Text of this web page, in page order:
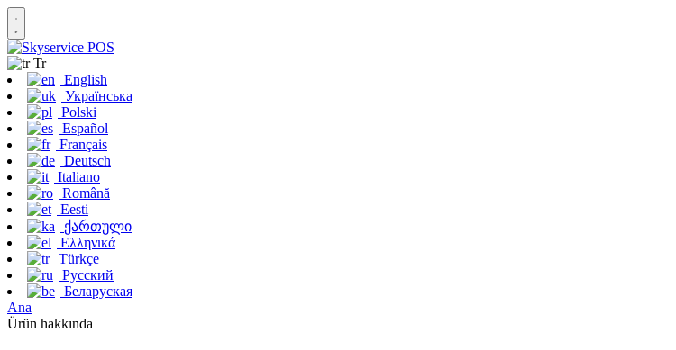
Tr
English
Українська
Polski
Español
Français
Deutsch
Italiano
Română
Eesti
ქართული
Ελληνικά
Türkçe
Русский
Беларуская
Ana
Ürün hakkında